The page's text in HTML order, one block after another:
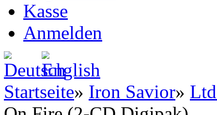
Kasse
Anmelden
Startseite» Iron Savior»